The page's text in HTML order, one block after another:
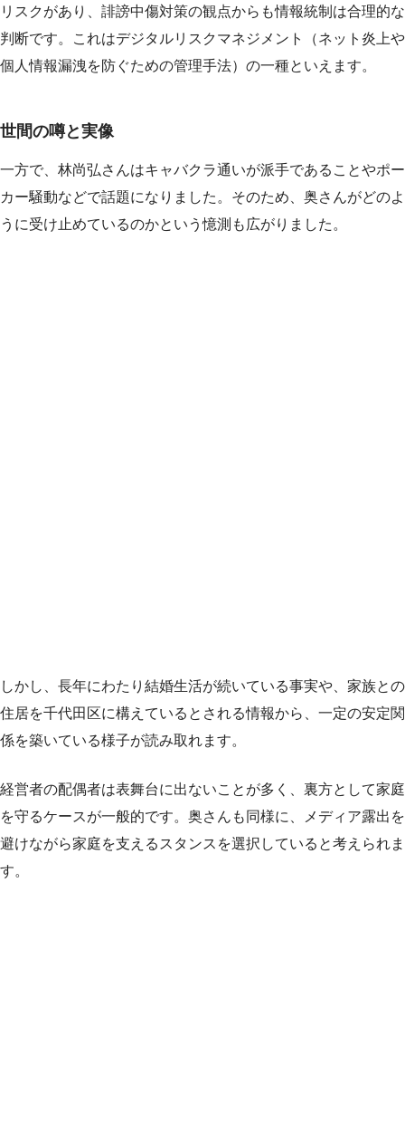
リスクがあり、誹謗中傷対策の観点からも情報統制は合理的な
判断です。これはデジタルリスクマネジメント（ネット炎上や
個人情報漏洩を防ぐための管理手法）の一種といえます。
世間の噂と実像
一方で、林尚弘さんはキャバクラ通いが派手であることやポー
カー騒動などで話題になりました。そのため、奥さんがどのよ
うに受け止めているのかという憶測も広がりました。
しかし、長年にわたり結婚生活が続いている事実や、家族との
住居を千代田区に構えているとされる情報から、一定の安定関
係を築いている様子が読み取れます。
経営者の配偶者は表舞台に出ないことが多く、裏方として家庭
を守るケースが一般的です。奥さんも同様に、メディア露出を
避けながら家庭を支えるスタンスを選択していると考えられま
す。